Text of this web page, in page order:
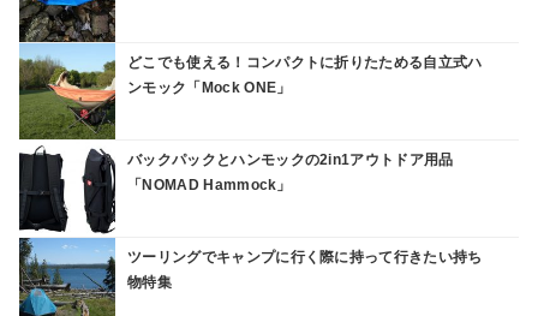
どこでも使える！コンパクトに折りたためる自立式ハ
ンモック「Mock ONE」
バックパックとハンモックの2in1アウトドア用品
「NOMAD Hammock」
ツーリングでキャンプに行く際に持って行きたい持ち
物特集